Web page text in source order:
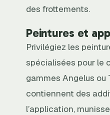
des frottements.
Peintures et
Privilégiez les
spécialisées pour le
gammes Angelus ou
contiennent des
l’application,